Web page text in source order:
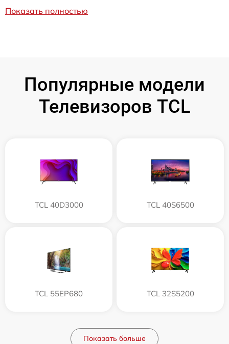
Показать полностью
Популярные модели
Телевизоров TCL
TCL 40D3000 TCL 40S6500
TCL 55EP680 TCL 32S5200
Показать больше